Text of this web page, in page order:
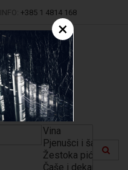
INFO:+385 1 4814 168
EN
×